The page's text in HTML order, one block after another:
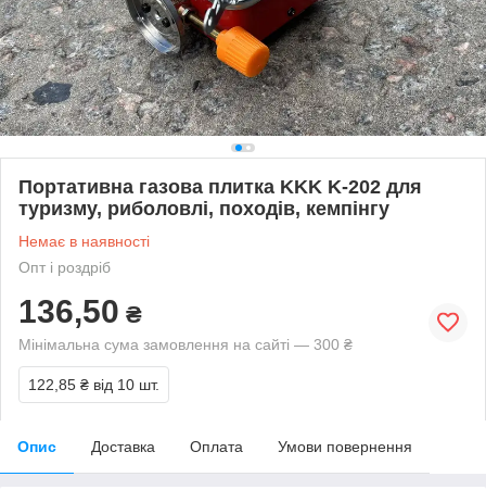
Портативна газова плитка KKK K-202 для
туризму, риболовлі, походів, кемпінгу
Немає в наявності
Опт і роздріб
136,50 ₴
Мінімальна сума замовлення на сайті — 300 ₴
122,85 ₴ від 10 шт.
Опис Доставка Оплата Умови повернення